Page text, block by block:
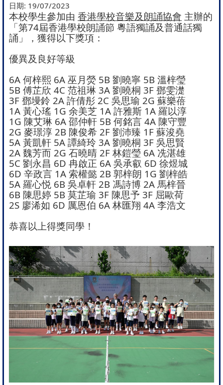
日期: 19/07/2023
本校學生參加由 香港學校音樂及朗誦協會 主辦的
「第74屆香港學校朗誦節 粵語獨誦及普通話獨
誦」，獲得以下獎項：
優異及良好等級
6A 何梓熙 6A 巫月熒 5B 劉曉寧 5B 溫梓瑩
5B 傅芷欣 4C 范祖琳 3A 劉曉桐 3F 鄧雯濋
3F 鄧墁鈴 2A 許倩彤 2C 吳思瑜 2G 蘇樂蓓
1A 黃心瑤 1G 余美芝 1A 許雅斯 1A 羅以淳
1G 陳艾琳 6A 邵仲軒 5B 何銘言 4A 陳守豐
2G 麥璟淳 2B 陳俊希 2F 劉沛臻 1F 蘇浚堯
5A 黃凱軒 5A 譚綺玲 3A 劉曉桐 3F 吳思賢
2A 魏芳而 2G 石曉晴 2F 林鎧瑩 6A 冼湛雄
5C 劉永昌 6D 冉啟正 6A 吳承叡 6D 徐煜城
6D 辛政言 1A 索權懿 2B 郭梓朗 1G 劉梓皓
5A 羅心悦 6B 吳卓軒 2B 馮詩博 2A 馬梓晉
6B 陳思婷 5B 莫芷瑜 3F 陳思予 3F 屈歐荷
2S 廖浠如 6D 厲恩伯 6A 林匯翔 4A 李浩文
恭喜以上得獎同學！